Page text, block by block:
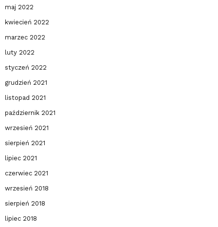
maj 2022
kwiecień 2022
marzec 2022
luty 2022
styczeń 2022
grudzień 2021
listopad 2021
październik 2021
wrzesień 2021
sierpień 2021
lipiec 2021
czerwiec 2021
wrzesień 2018
sierpień 2018
lipiec 2018